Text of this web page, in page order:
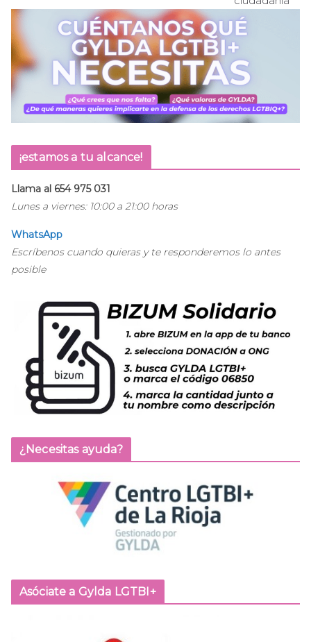
¡estamos a tu alcance!
Llama al 654 975 031
Lunes a viernes: 10:00 a 21:00 horas
WhatsApp
Escríbenos cuando quieras y te responderemos lo antes
posible
¿Necesitas ayuda?
Asóciate a Gylda LGTBI+